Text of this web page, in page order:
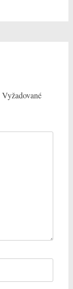
Vyžadované